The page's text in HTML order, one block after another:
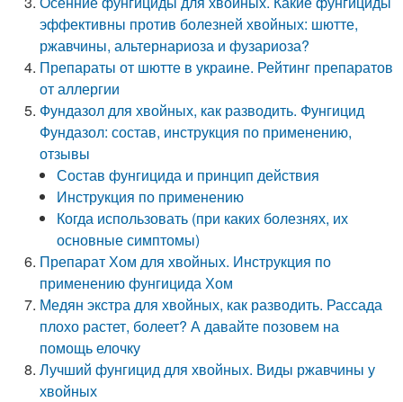
эффективны против болезней хвойных: шютте,
ржавчины, альтернариоза и фузариоза?
Препараты от шютте в украине. Рейтинг препаратов
от аллергии
Фундазол для хвойных, как разводить. Фунгицид
Фундазол: состав, инструкция по применению,
отзывы
Состав фунгицида и принцип действия
Инструкция по применению
Когда использовать (при каких болезнях, их
основные симптомы)
Препарат Хом для хвойных. Инструкция по
применению фунгицида Хом
Медян экстра для хвойных, как разводить. Рассада
плохо растет, болеет? А давайте позовем на
помощь елочку
Лучший фунгицид для хвойных. Виды ржавчины у
хвойных